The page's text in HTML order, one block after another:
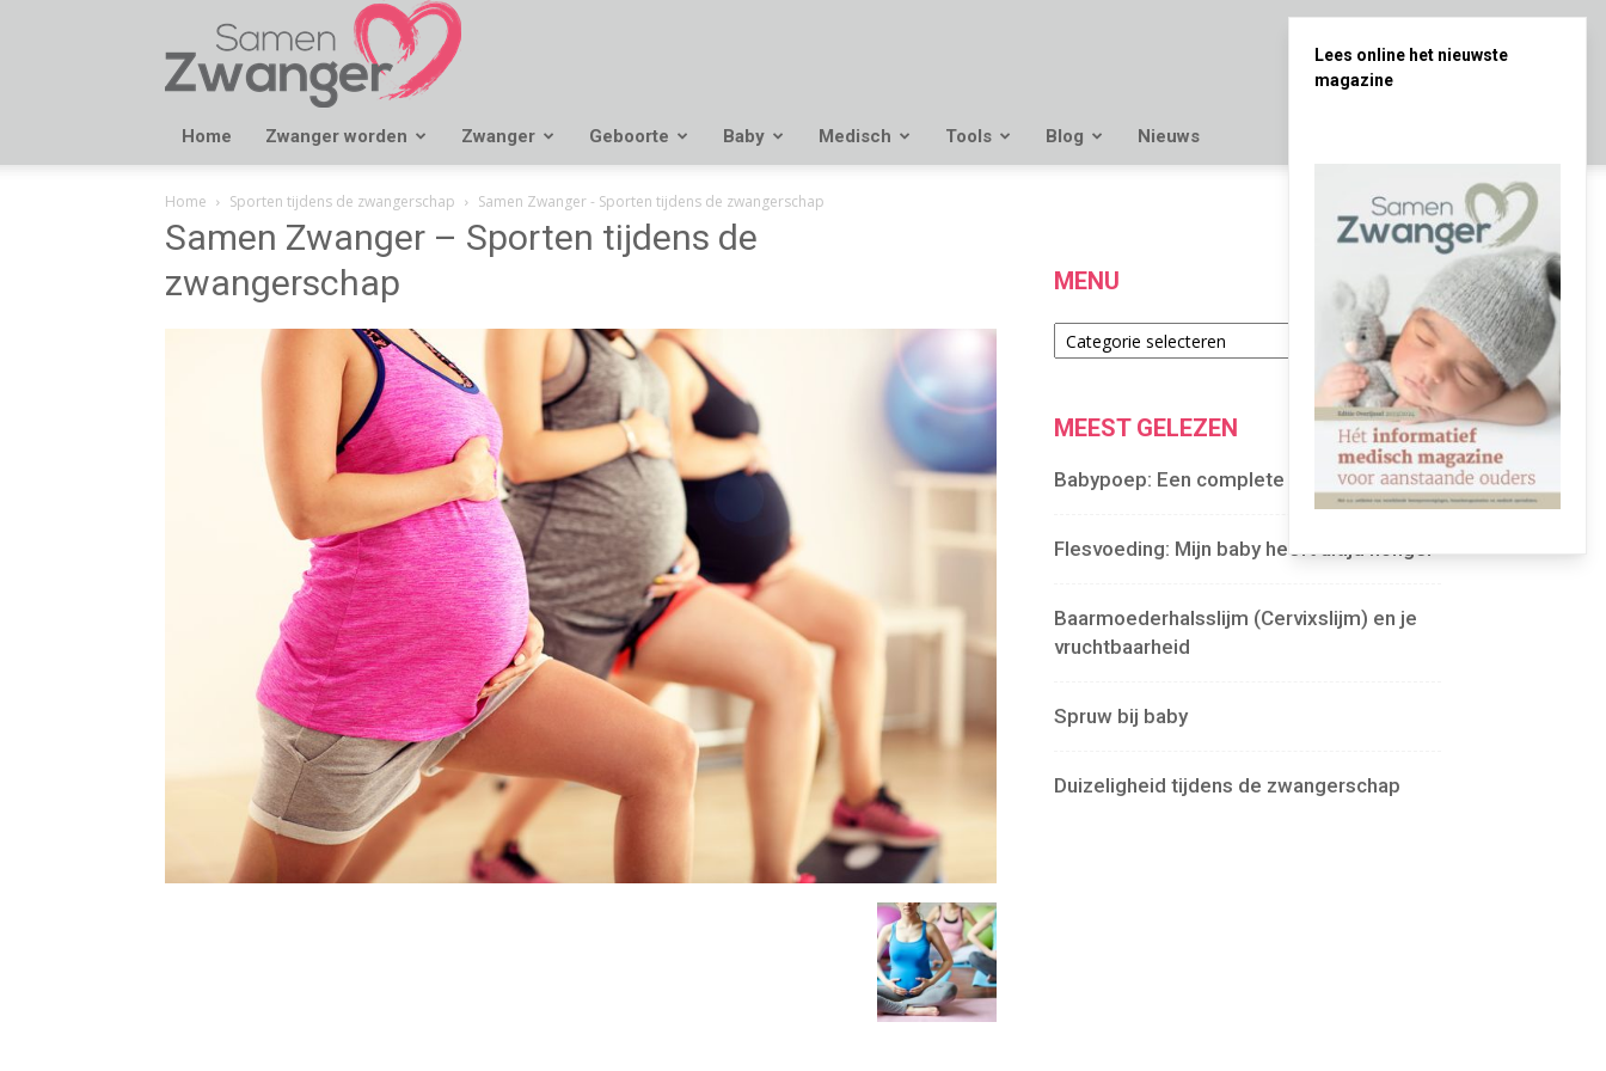
Samen
Zwanger
Home Zwanger worden Zwanger Geboorte Baby Medisch Tools Blog Nieuws
Home Sporten tijdens de zwangerschap Samen Zwanger - Sporten tijdens de zwangerschap
Samen Zwanger – Sporten tijdens de
zwangerschap
MENU
Menu
MEEST GELEZEN
Babypoep: Een complete gids
Flesvoeding: Mijn baby heeft altijd honger
Baarmoederhalsslijm (Cervixslijm) en je
vruchtbaarheid
Spruw bij baby
Duizeligheid tijdens de zwangerschap
Lees online het nieuwste
magazine